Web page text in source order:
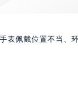
楼03室（需提前
A座7楼709室（需提
表佩戴位置不当、